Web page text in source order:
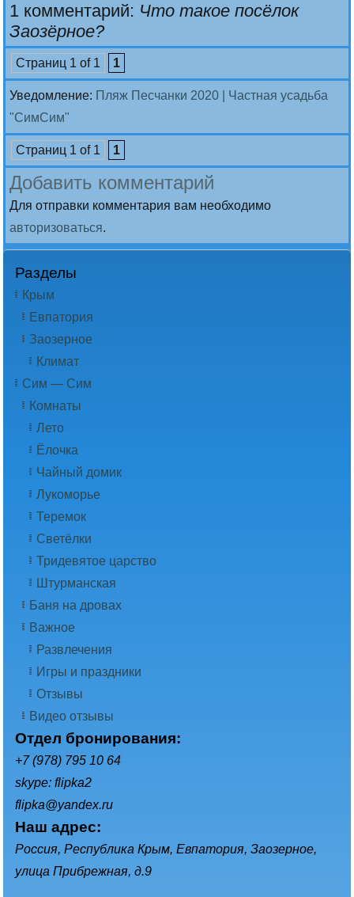
1 комментарий: Что такое посёлок
Заозёрное?
Страниц 1 of 1 1
Уведомление: Пляж Песчанки 2020 | Частная усадьба
"СимСим"
Страниц 1 of 1 1
Добавить комментарий
Для отправки комментария вам необходимо
авторизоваться.
Разделы
Крым
Евпатория
Заозерное
Климат
Сим — Сим
Комнаты
Лето
Ёлочка
Чайный домик
Лукоморье
Теремок
Светёлки
Тридевятое царство
Штурманская
Баня на дровах
Важное
Развлечения
Игры и праздники
Отзывы
Видео отзывы
Отдел бронирования:
+7 (978) 795 10 64
skype: flipka2
flipka@yandex.ru
Наш адрес:
Россия, Республика Крым, Евпатория, Заозерное,
улица Прибрежная, д.9